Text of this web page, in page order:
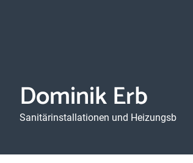
Dominik Erb
Sanitärinstallationen und Heizungsb